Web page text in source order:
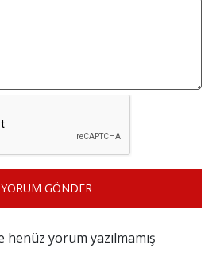
YORUM GÖNDER
henüz yorum yazılmamış